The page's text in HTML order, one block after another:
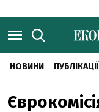
НОВИНИ ПУБЛІКАЦІЇ